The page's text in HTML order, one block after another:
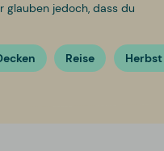
glauben jedoch, dass du
Reise